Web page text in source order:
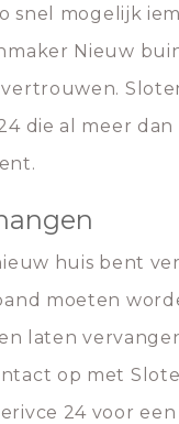
snel mogelijk
Nieuw
die al meer dan
huis bent
moeten
laten
op met
24 voor